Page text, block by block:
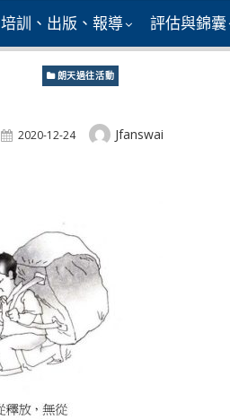
培訓、出版、報導 評估與錦囊
朗天過往活動
Posted
2020-12-24 Author
Jfanswai